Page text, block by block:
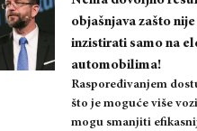
objašnjava zašto
inzistirati samo na
automobilima!
Raspoređivanjem
što je moguće više
mogu smanjiti